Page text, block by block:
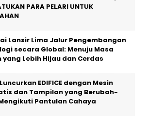
PARA PELARI UNTUK
Lansir Lima Jalur Pengembangan
secara Global: Menuju Masa
yang Lebih Hijau dan Cerdas
EDIFICE dengan Mesin
dan Tampilan yang Berubah-
Pantulan Cahaya